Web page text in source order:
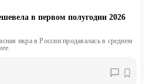
в первом полугодии 2026
икра в России продавалась в среднем